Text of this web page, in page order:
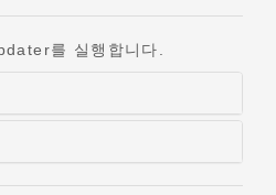
를 실행합니다.